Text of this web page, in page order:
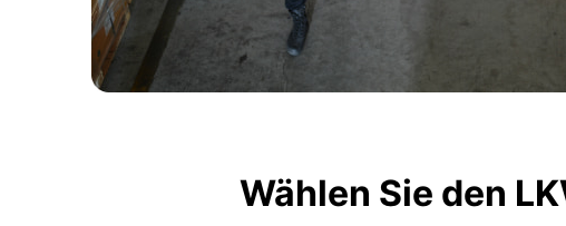
Wählen Sie den